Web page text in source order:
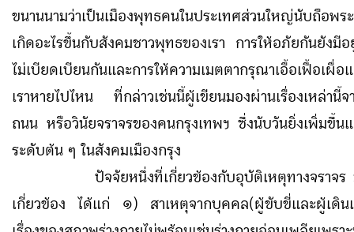
ขนานนามว่าเป็นเมืองพุทธคนในประเทศส่วนใหญ่นับถือพร
เกิดอะไรขึ้นกับสังคมชาวพุทธของเรา การให้อภัยกันยังมี
ไม่เบียดเบียนกันและการให้ความเมตตากรุณาเอื้อเฟื้อเผื่
เราหายไปไหน ที่กล่าวเช่นนี้ผู้เขียนมองผ่านเรื่องเหล่านี้จ
ถนน หรือวินัยจราจรของคนกรุงเทพฯ ซึ่งนับวันยิ่งเพิ่มขึ้น
ระดับต้น ๆ ในสังคมเมืองกรุง
ปัจจัยหนึ่งที่เกี่ยวข้องกับอุบัติเหตุทางจรา
เกี่ยวข้อง ได้แก่ ๑) สาเหตุจากบุคคล(ผู้ขับขี่และผู้เดินเ